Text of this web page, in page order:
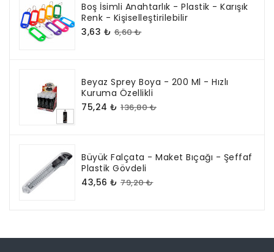
Boş İsimli Anahtarlık - Plastik - Karışık
Renk - Kişiselleştirilebilir
3,63 ₺ 6,60 ₺
Beyaz Sprey Boya - 200 Ml - Hızlı
Kuruma Özellikli
75,24 ₺ 136,80 ₺
Büyük Falçata - Maket Bıçağı - Şeffaf
Plastik Gövdeli
43,56 ₺ 79,20 ₺